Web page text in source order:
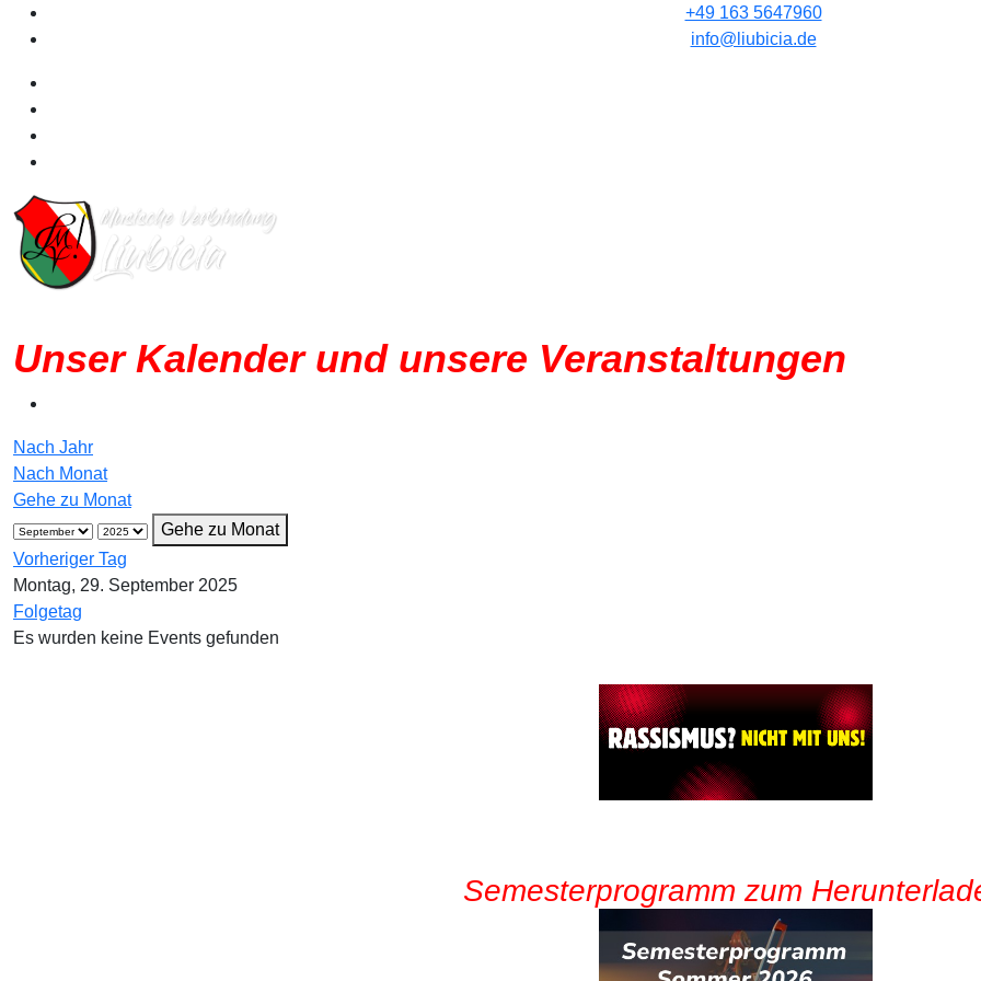
+49 163 5647960
info@liubicia.de
Unser Kalender und unsere Veranstaltungen
Nach Jahr
Nach Monat
Gehe zu Monat
Gehe zu Monat
Vorheriger Tag
Montag, 29. September 2025
Folgetag
Es wurden keine Events gefunden
Semesterprogramm zum